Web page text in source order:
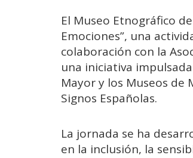
El Museo Etnográfico
Emociones”, una
colaboración con la
una iniciativa
Mayor y los Museos de
Signos Españolas.
La jornada se ha
en la inclusión, la